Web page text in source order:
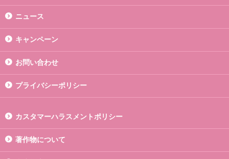
ニュース
キャンペーン
お問い合わせ
プライバシーポリシー
カスタマーハラスメントポリシー
著作物について